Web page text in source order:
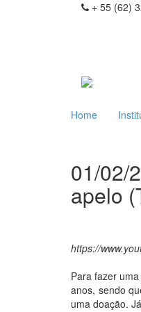
+ 55 (62)
Home
01/02/
apelo
https://
Para fazer
anos, sendo
uma doação.